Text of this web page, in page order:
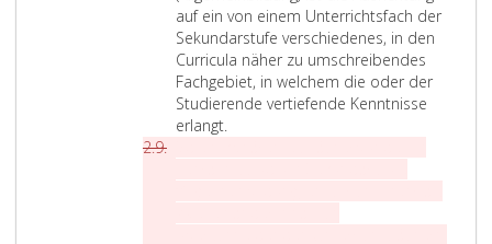
d
e
s
n
t
l
i
c
d
d
i
e
o
f
e
r
5
c
auf ein von einem Unterrichtsfach der
Sekundarstufe verschiedenes, in den
Curricula näher zu umschreibendes
Fachgebiet, in welchem die oder der
Studierende vertiefende Kenntnisse
erlangt.